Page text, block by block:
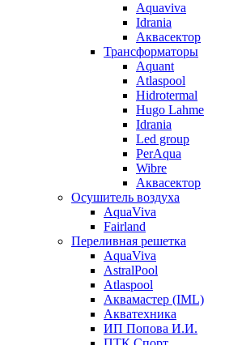
Aquaviva
Idrania
Аквасектор
Трансформаторы
Aquant
Atlaspool
Hidrotermal
Hugo Lahme
Idrania
Led group
PerAqua
Wibre
Аквасектор
Осушитель воздуха
AquaViva
Fairland
Переливная решетка
AquaViva
AstralPool
Atlaspool
Аквамастер (IML)
Акватехника
ИП Попова И.И.